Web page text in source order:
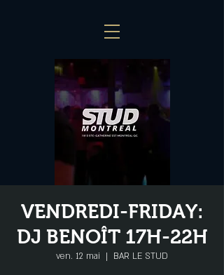
VENDREDI-FRIDAY:
DJ BENOÎT 17H-22H
ven. 12 mai
  |
BAR LE STUD